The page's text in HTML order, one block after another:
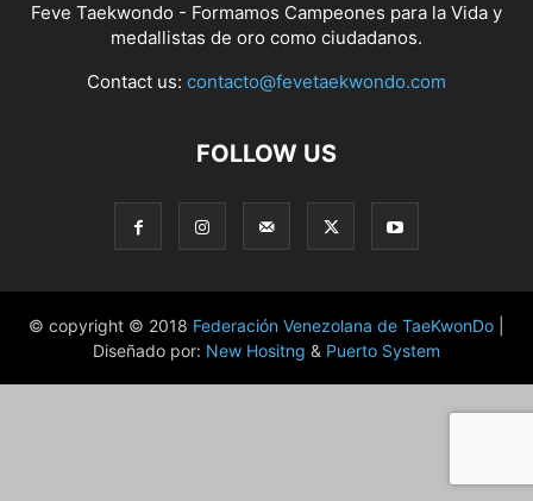
Feve Taekwondo - Formamos Campeones para la Vida y
medallistas de oro como ciudadanos.
Contact us: contacto@fevetaekwondo.com
FOLLOW US
© copyright © 2018 Federación Venezolana de TaeKwonDo
Diseñado por: New Hositng & Puerto System